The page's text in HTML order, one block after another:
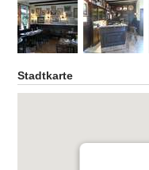
Stadtkarte